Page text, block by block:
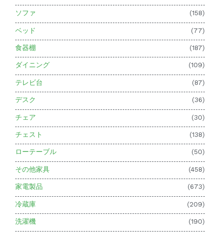
ソファ (158)
ベッド (77)
食器棚 (187)
ダイニング (109)
テレビ台 (87)
デスク (36)
チェア (30)
チェスト (138)
ローテーブル (50)
その他家具 (458)
家電製品 (673)
冷蔵庫 (209)
洗濯機 (190)